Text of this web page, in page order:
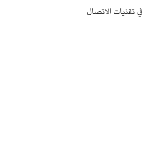
في تقنيات الاتصال